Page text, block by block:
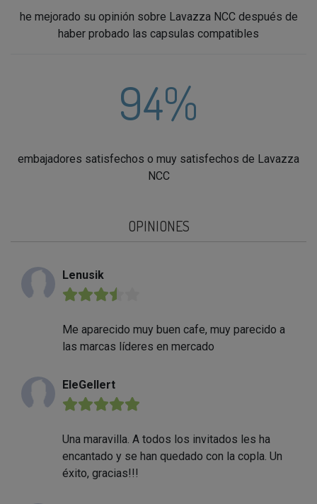
he mejorado su opinión sobre Lavazza NCC después de
haber probado las capsulas compatibles
94%
embajadores satisfechos o muy satisfechos de Lavazza
NCC
OPINIONES
Lenusik
★★★★★
Me aparecido muy buen cafe, muy parecido a
las marcas líderes en mercado
EleGellert
★★★★★
Una maravilla. A todos los invitados les ha
encantado y se han quedado con la copla. Un
éxito, gracias!!!